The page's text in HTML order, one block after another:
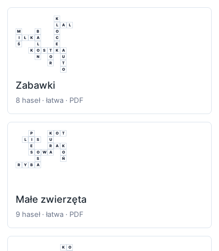
K
L
A
L
M
B
O
I
Ł K A
C
Ś
L
E
K
O S T K
A
N
O
U
R
T
O
Zabawki
8 haseł · łatwa · PDF
P K O
T
L
I S
U
E
R A
K
S
O W A
O
S
Ń
R
Y B A
Małe zwierzęta
9 haseł · łatwa · PDF
K
O